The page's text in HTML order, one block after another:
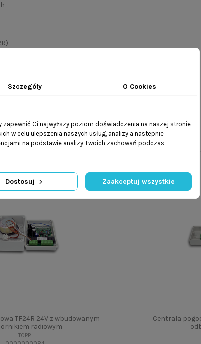
TF24R 24V z wbudowanym
radiowym
TOPP
Centrala
Szczegóły O Cookies
zapewnić Ci najwyższy poziom doświadczenia na naszej stronie
w celu ulepszenia naszych usług, analizy a nastepnie
na podstawie analizy Twoich zachowań podczas
Dostosuj Zaakceptuj wszystkie